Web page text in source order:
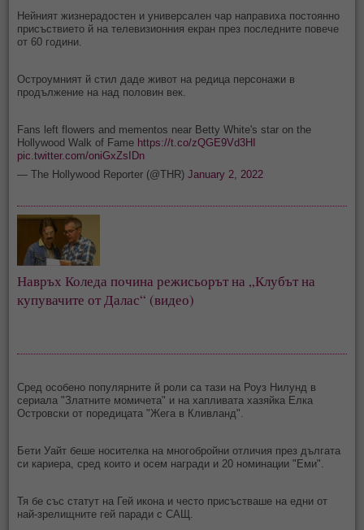
Нейният жизнерадостен и универсален чар направиха постоянно
присъствието й на телевизионния екран през последните повече
от 60 години.
Остроумният й стил даде живот на редица персонажи в
продължение на над половин век.
Fans left flowers and mementos near Betty White's star on the
Hollywood Walk of Fame https://t.co/zQGE9Vd3HI
pic.twitter.com/oniGxZsIDn
— The Hollywood Reporter (@THR)January 2, 2022
Навръх Коледа почина режисьорът на „Клубът на
купувачите от Далас“ (видео)
Сред особено популярните й роли са тази на Роуз Нилунд в
сериала "Златните момичета" и на хапливата хазяйка Елка
Островски от поредицата "Жега в Кливланд".
Бети Уайт беше носителка на многобройни отличия през дългата
си кариера, сред които и осем награди и 20 номинации "Еми".
Тя бе със статут на Гей икона и често присъстваше на едни от
най-зрелищните гей паради с САЩ.